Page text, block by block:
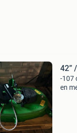
42”
-107
en